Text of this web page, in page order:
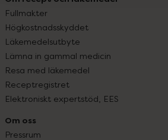
Fullmakter
Högkostnadsskyddet
Läkemedelsutbyte
Lämna in gammal medicin
Resa med läkemedel
Receptregistret
Elektroniskt expertstöd, EES
Om oss
Pressrum